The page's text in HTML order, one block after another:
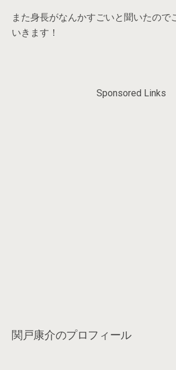
また身長がなんかすごいと聞いたので
いきます！
Sponsored Links
関戸康介のプロフィール